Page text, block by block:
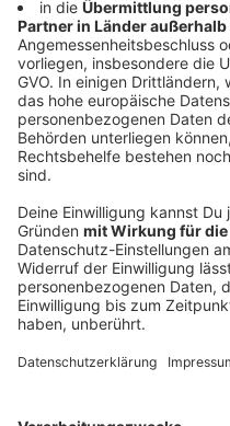
Blackout stoppt
Tiefenrekord
Kurz vor dem Ziel wird
Minja Marinković taucht
Versuch nicht zählt und